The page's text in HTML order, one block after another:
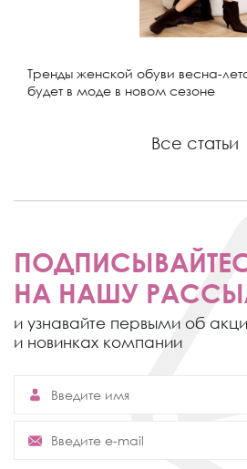
Тренды женской обуви весна-
будет в моде в новом сезоне
Все статьи
НА НАШУ
и узнавайте первыми об
и новинках компании